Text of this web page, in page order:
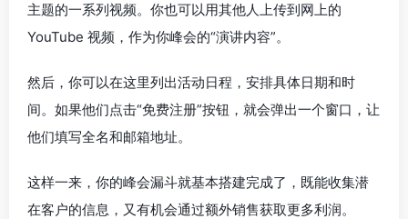
主题的一系列视频。你也可以用其他人上传到网上的
YouTube 视频，作为你峰会的“演讲内容”。
然后，你可以在这里列出活动日程，安排具体日期和时
间。如果他们点击“免费注册”按钮，就会弹出一个窗口，让
他们填写全名和邮箱地址。
这样一来，你的峰会漏斗就基本搭建完成了，既能收集潜
在客户的信息，又有机会通过额外销售获取更多利润。